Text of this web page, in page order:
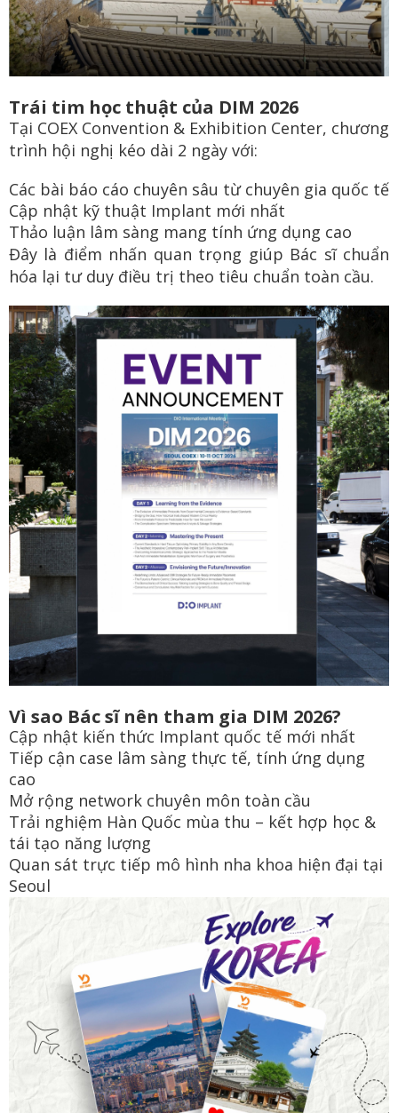
Trái tim học thuật của DIM 2026
Tại COEX Convention & Exhibition Center, chương
trình hội nghị kéo dài 2 ngày với:
Các bài báo cáo chuyên sâu từ chuyên gia quốc tế
Cập nhật kỹ thuật Implant mới nhất
Thảo luận lâm sàng mang tính ứng dụng cao
Đây là điểm nhấn quan trọng giúp Bác sĩ chuẩn
hóa lại tư duy điều trị theo tiêu chuẩn toàn cầu.
Vì sao Bác sĩ nên tham gia DIM 2026?
Cập nhật kiến thức Implant quốc tế mới nhất
Tiếp cận case lâm sàng thực tế, tính ứng dụng
cao
Mở rộng network chuyên môn toàn cầu
Trải nghiệm Hàn Quốc mùa thu – kết hợp học &
tái tạo năng lượng
Quan sát trực tiếp mô hình nha khoa hiện đại tại
Seoul